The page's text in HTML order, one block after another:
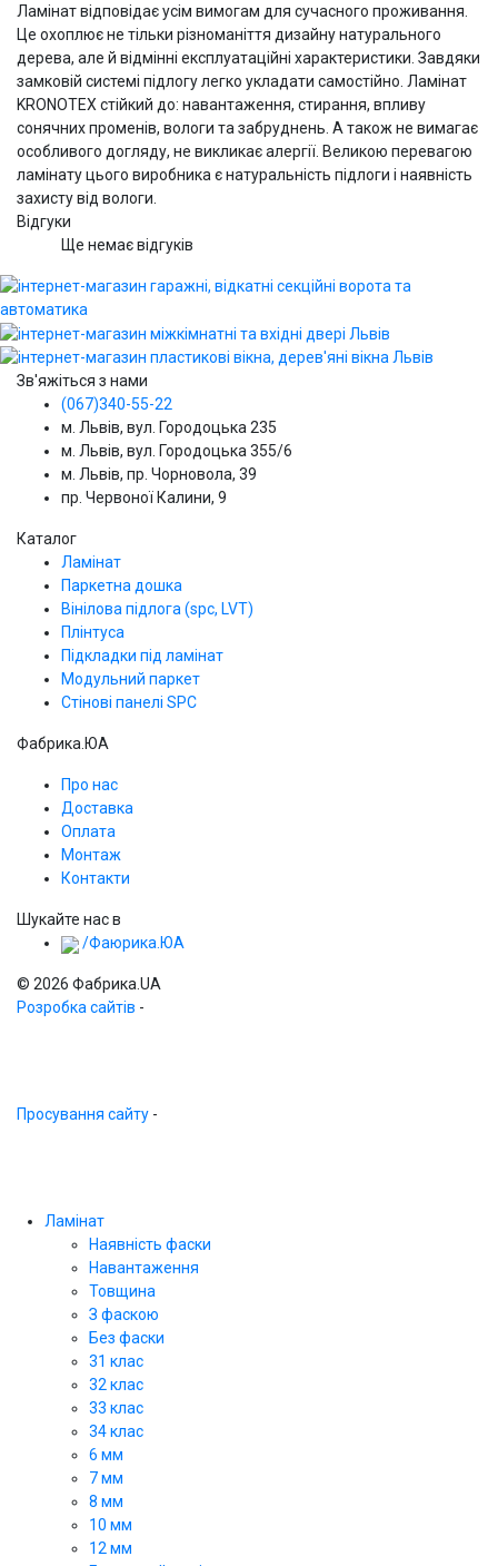
Ламінат відповідає усім вимогам для сучасного проживання.
Це охоплює не тільки різноманіття дизайну натурального
дерева, але й відмінні експлуатаційні характеристики. Завдяки
замковій системі підлогу легко укладати самостійно. Ламінат
KRONOTEX стійкий до: навантаження, стирання, впливу
сонячних променів, вологи та забруднень. А також не вимагає
особливого догляду, не викликає алергії. Великою перевагою
ламінату цього виробника є натуральність підлоги і наявність
захисту від вологи.
Відгуки
Ще немає відгуків
Зв'яжіться з нами
(067)340-55-22
м. Львів, вул. Городоцька 235
м. Львів, вул. Городоцька 355/6
м. Львів, пр. Чорновола, 39
пр. Червоної Калини, 9
Каталог
Ламінат
Паркетна дошка
Вінілова підлога (spc, LVT)
Плінтуса
Підкладки під ламінат
Модульний паркет
Стінові панелі SPС
Фабрика.ЮА
Про нас
Доставка
Оплата
Монтаж
Контакти
Шукайте нас в
/Фаюрика.ЮА
© 2026 Фабрика.UA
Розробка сайтів -
Просування сайту -
Ламінат
Наявність фаски
Навантаження
Товщина
З фаскою
Без фаски
31 клас
32 клас
33 клас
34 клас
6 мм
7 мм
8 мм
10 мм
12 мм